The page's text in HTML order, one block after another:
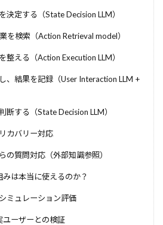
決定する（State Decision LLM）
を検索（Action Retrieval model）
整える（Action Execution LLM）
、結果を記録（User Interaction LLM +
断する（State Decision LLM）
カバリー対応
の質問対応（外部知識参照）
は本当に使えるのか？
ミュレーション評価
ユーザーとの検証